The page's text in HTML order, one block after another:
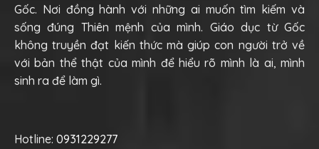
Gốc. Nơi đồng hành với những ai muốn tìm kiếm và
sống đúng Thiên mệnh của mình. Giáo dục từ Gốc
không truyền đạt kiến thức mà giúp con người trở về
với bản thể thật của mình để hiểu rõ mình là ai, mình
sinh ra để làm gì.
Hotline: 0931229277